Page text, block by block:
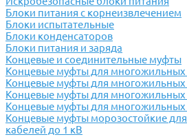
Блоки питания с корнеизвлечением
Блоки испытательные
Блоки конденсаторов
Блоки питания и заряда
Концевые и соединительные муфты
Концевые муфты для многожильных
Концевые муфты для многожильных
Концевые муфты для многожильных
Концевые муфты для многожильных
Концевые муфты морозостойкие
кабелей до 1 кВ